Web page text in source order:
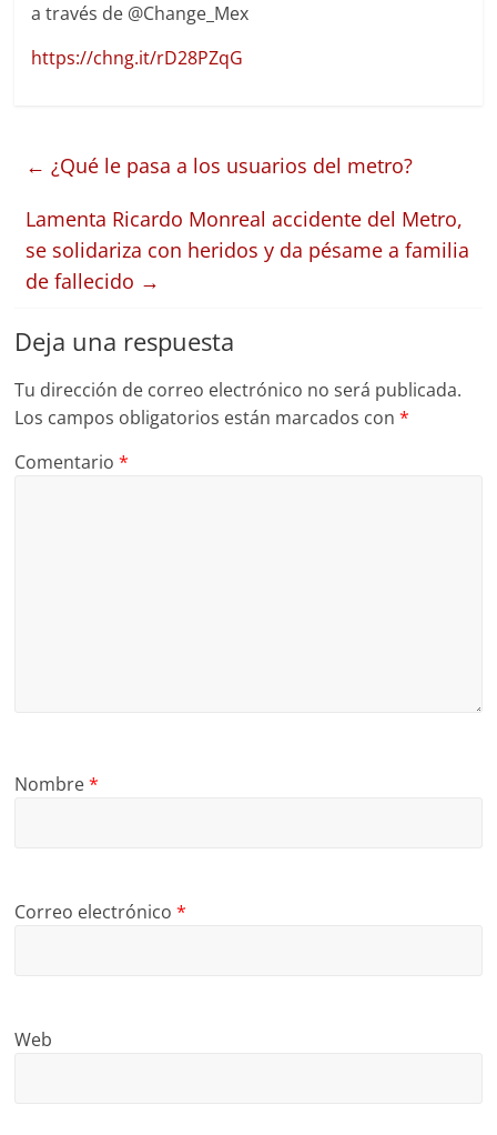
a través de @Change_Mex
https://chng.it/rD28PZqG
← ¿Qué le pasa a los usuarios del metro?
Lamenta Ricardo Monreal accidente del Metro,
se solidariza con heridos y da pésame a familia
de fallecido →
Deja una respuesta
Tu dirección de correo electrónico no será publicada.
Los campos obligatorios están marcados con*
Comentario*
Nombre*
Correo electrónico*
Web